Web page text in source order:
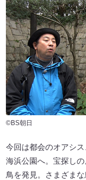
©BS朝日
今回は都会のオアシ
海浜公園へ。宝探し
鳥を発見。さまざま